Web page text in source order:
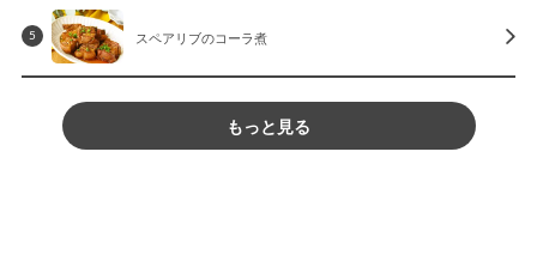
5 スペアリブのコーラ煮
もっと見る